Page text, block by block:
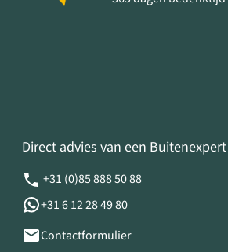
Direct advies van een Buitenexpert
+31 (0)85 888 50 88
+31 6 12 28 49 80
Contactformulier